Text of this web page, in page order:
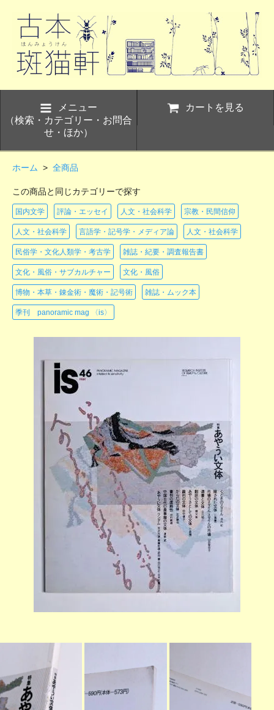
メニュー
（検索・カテゴリー・お問合
せ・ほか）
カートを見る
ホーム > 全商品
この商品と同じカテゴリーで探す
国内文学 評論・エッセイ 人文・社会科学 宗教・民間信仰
人文・社会科学 言語学・記号学・メディア論 人文・社会科学
民俗学・文化人類学・考古学 雑誌・紀要・調査報告書
文化・風俗・サブカルチャー 文化・風俗
博物・本草・錬金術・魔術・記号術 雑誌・ムック本
季刊 panoramic mag 〈is〉